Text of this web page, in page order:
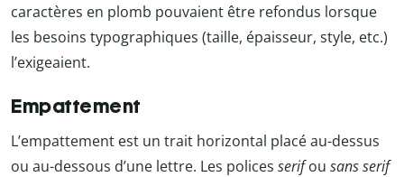
caractères en plomb pouvaient être refondus lorsque
les besoins typographiques (taille, épaisseur, style, etc.)
l’exigeaient.
Empattement
L’empattement est un trait horizontal placé au-dessus
ou au-dessous d’une lettre. Les polices serifou sans serif